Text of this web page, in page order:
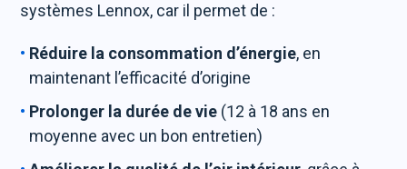
systèmes Lennox, car il permet de :
Réduire la consommation d’énergie, en
maintenant l’efficacité d’origine
Prolonger la durée de vie (12 à 18 ans en
moyenne avec un bon entretien)